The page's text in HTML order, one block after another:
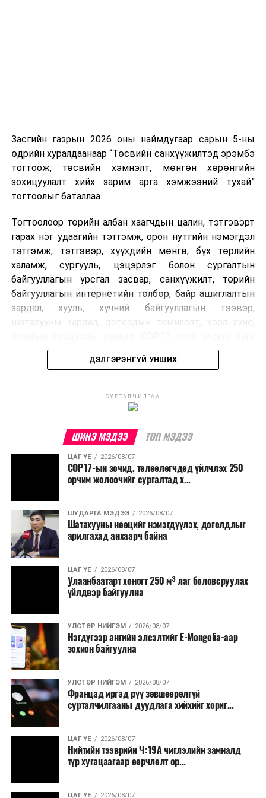
Шинэ хууль Францын зах зээлд үйлчилдэг гадаадын
дуудлагын төвүүдэд нөлөөлөхөөр байна. Тухайлбал,
Мароккогийн дуудлагын төвүүдийн орлогын 80 гаруй
хувь Францын зах зээлээс бүрддэг бөгөөд тус улсын
40–50 мянган ажлын байр эрсдэлд орж болзошгүйг
Засгийн газрын 2026 оны наймдугаар сарын 5-ны
өдрийн хуралдаанаар “Төсвийн санхүүжилтэд эрэмбэ
тогтоож, төсвийн хэмнэлт, мөнгөн хөрөнгийн
зохицуулалт хийх зарим арга хэмжээний тухай”
тогтоолыг баталлаа.
Тогтоолоор төрийн албан хаагчдын цалин, тэтгэвэрт
гарах нэг удаагийн тэтгэмж, орон нутгийн нэмэгдэл
тэтгэмж, тэтгэвэр, хүүхдийн мөнгө, бүх төрлийн
халамж, сургууль, цэцэрлэг болон сургалтын
байгууллагын урсгал засвар, санхүүжилт, төрийн
байгууллагын интернетийн төлбөр, байр ашиглалтын
зардал, хууль, хүчний байгууллагын тээвэр,
хурлын зардал, Засгийн газрын өр, орон нутгийн нөөц
хөрөнгийн санхүүжилтийг хэвийн үргэлжлүүлэхээр
шийдвэрлэжээ.
Харин дараах зардлыг хязгаарлахаар болсон байна.
шийдвэртэйгээс бусад хурал, зөвлөгөөн, ой,
тэмдэглэлт өдөр, найр наадам, соёлын арга
Урьдчилан төлөвлөсөн төрийн өндөр албан
тушаалтны томилолтоос бусад гадаад
томилолт, гадаадын зочин хүлээн авах зардал;
Зайлшгүй шаардлагагүй тоног төхөөрөмж,
тавилга, автомашин худалдан авах;
Батлан хамгаалах, хууль зүйн салбараас бусад
Хуулиар заавал мэдээлэхээс бусад кино,
контент, хэвлэлийн зардал;
Заавал олгохоос бусад тэтгэмж, урамшуулал.
Санхүүгийн хэмнэлтийн горимыг 2026 оны
арванхоёрдугаар сарын 31 хүртэл мөрдөнө. Харин
эрүүл мэндийн салбар уг хэмнэлтийн горимд
хамрагдахгүй бөгөөд цэцэрлэг, сургуулийн хүүхдийн
эрт илрүүлэг, вакцинжуулалт, томуу, томуу төст
өвчний эсрэг арга хэмжээ зэрэг зайлшгүй
үргэлжилнэ гэж Ерөнхий сайд Н.Учрал онцоллоо.
ДЭЛГЭРЭНГҮЙ УНШИХ
СУРТАЛЧИЛГАА
ШИНЭ МЭДЭЭ ТОП МЭДЭЭ
ЦАГ ҮЕ 2026/08/07
COP17-ын зочид, төлөөлөгчдөд үйлчлэх 250
орчим жолоочийг сургалтад х...
ШУДАРГА МЭДЭЭ 2026/08/07
Шатахууны нөөцийг нэмэгдүүлэх, доголдлыг
арилгахад анхаарч байна
ЦАГ ҮЕ 2026/08/07
Улаанбаатарт хоногт 250 м³ лаг боловсруулах
үйлдвэр байгуулна
УЛСТӨР НИЙГЭМ 2026/08/07
Нэгдүгээр ангийн элсэлтийг E-Mongolia-аар
зохион байгуулна
УЛСТӨР НИЙГЭМ 2026/08/07
Францад иргэд рүү зөвшөөрөлгүй
сурталчилгааны дуудлага хийхийг хориг...
ЦАГ ҮЕ 2026/08/07
Нийтийн тээврийн Ч:19А чиглэлийн замналд
түр хугацаагаар өөрчлөлт ор...
ЦАГ ҮЕ 2026/08/07